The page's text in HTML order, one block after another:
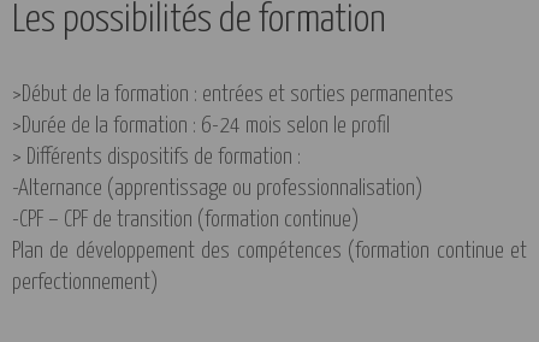
Les possibilités de formation
>Début de la formation : entrées et sorties permanentes
>Durée de la formation : 6-24 mois selon le profil
> Différents dispositifs de formation :
-Alternance (apprentissage ou professionnalisation)
-CPF – CPF de transition (formation continue)
Plan de développement des compétences (formation continue et
perfectionnement)